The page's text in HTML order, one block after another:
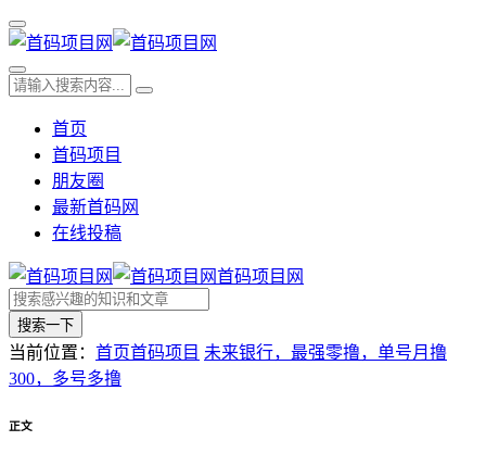
首页
首码项目
朋友圈
最新首码网
在线投稿
首码项目网
搜索一下
当前位置： 首页首码项目 未来银行，最强零撸，单号月撸
300，多号多撸
正文